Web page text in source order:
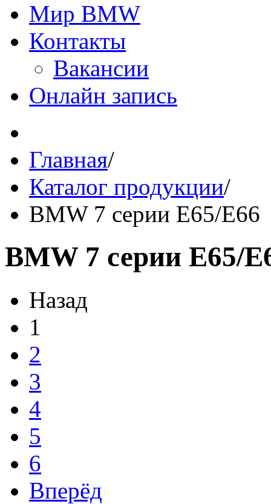
Мир BMW
Контакты
Вакансии
Онлайн запись
Главная/
Каталог продукции/
BMW 7 серии E65/E66
BMW 7 серии E65/
Назад
1
2
3
4
5
6
Вперёд